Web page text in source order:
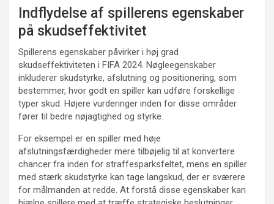
Indflydelse af spillerens egenskaber
på skudseffektivitet
Spillerens egenskaber påvirker i høj grad
skudseffektiviteten i FIFA 2024. Nøgleegenskaber
inkluderer skudstyrke, afslutning og positionering, som
bestemmer, hvor godt en spiller kan udføre forskellige
typer skud. Højere vurderinger inden for disse områder
fører til bedre nøjagtighed og styrke.
For eksempel er en spiller med høje
afslutningsfærdigheder mere tilbøjelig til at konvertere
chancer fra inden for straffesparksfeltet, mens en spiller
med stærk skudstyrke kan tage langskud, der er sværere
for målmanden at redde. At forstå disse egenskaber kan